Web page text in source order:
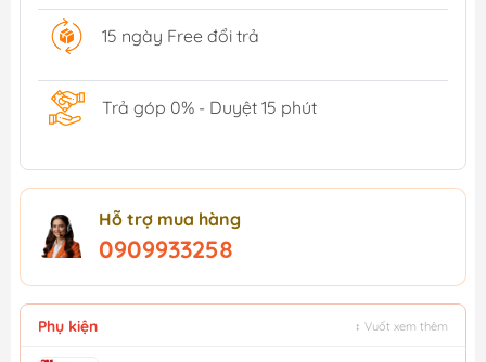
15 ngày Free đổi trả
Trả góp 0% - Duyệt 15 phút
Hỗ trợ mua hàng
0909933258
Phụ kiện ↕ Vuốt xem thêm